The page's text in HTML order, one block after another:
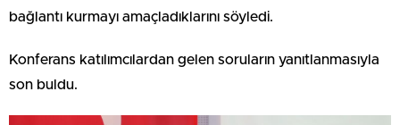
bağlantı kurmayı amaçladıklarını söyledi.
Konferans katılımcılardan gelen soruların yanıtlanmasıyla
son buldu.